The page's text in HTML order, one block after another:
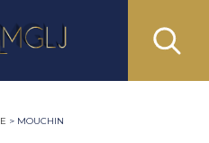
> MOUCHIN